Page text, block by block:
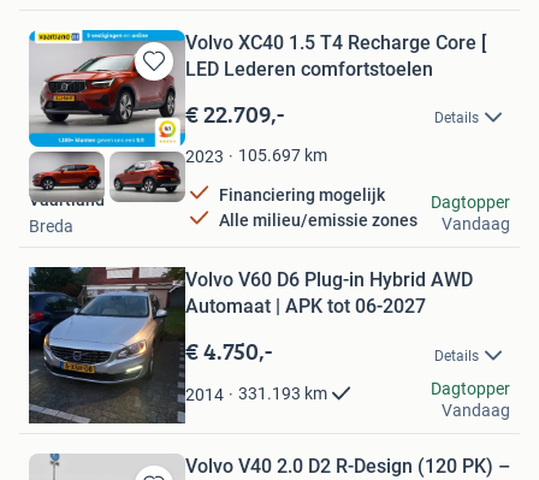
Bewaren
in
Mijn
Favorieten
Volvo XC40 1.5 T4 Recharge Core [
LED Lederen comfortstoelen
€ 22.709,- Details
2023 105.697 km
Financiering mogelijk
Alle milieu/emissie zones
Vaartland
Breda
Dagtopper
Vandaag
in
Mijn
Favorieten
Volvo V60 D6 Plug-in Hybrid AWD
Automaat | APK tot 06-2027
€ 4.750,- Details
2014 331.193 km
Rachid
Volendam
Dagtopper
Vandaag
Volvo V40 2.0 D2 R-Design (120 PK) –